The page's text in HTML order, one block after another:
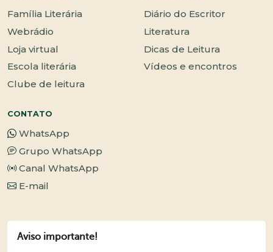
Família Literária
Webrádio
Loja virtual
Escola literária
Clube de leitura
Diário do Escritor
Literatura
Dicas de Leitura
Vídeos e encontros
CONTATO
WhatsApp
Grupo WhatsApp
Canal WhatsApp
E-mail
Aviso importante!